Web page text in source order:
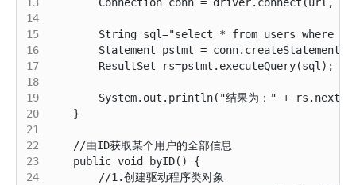
14
15
16
17
18
19
20
21
22
23
24